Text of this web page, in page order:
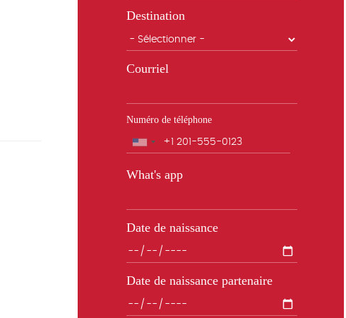
Destination
Courriel
Numéro de téléphone
Téléphone
What's app
Date de naissance
Date de naissance partenaire